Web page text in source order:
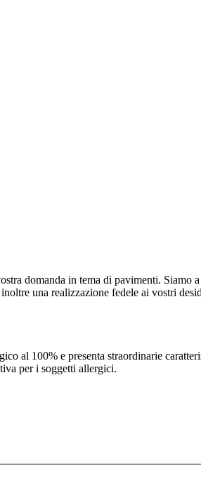
domanda in tema di pavimenti.
una realizzazione fedele ai vostri
al 100% e presenta straordinarie
per i soggetti allergici.